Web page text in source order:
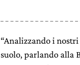
“Analizzando i
suolo, parlando alla